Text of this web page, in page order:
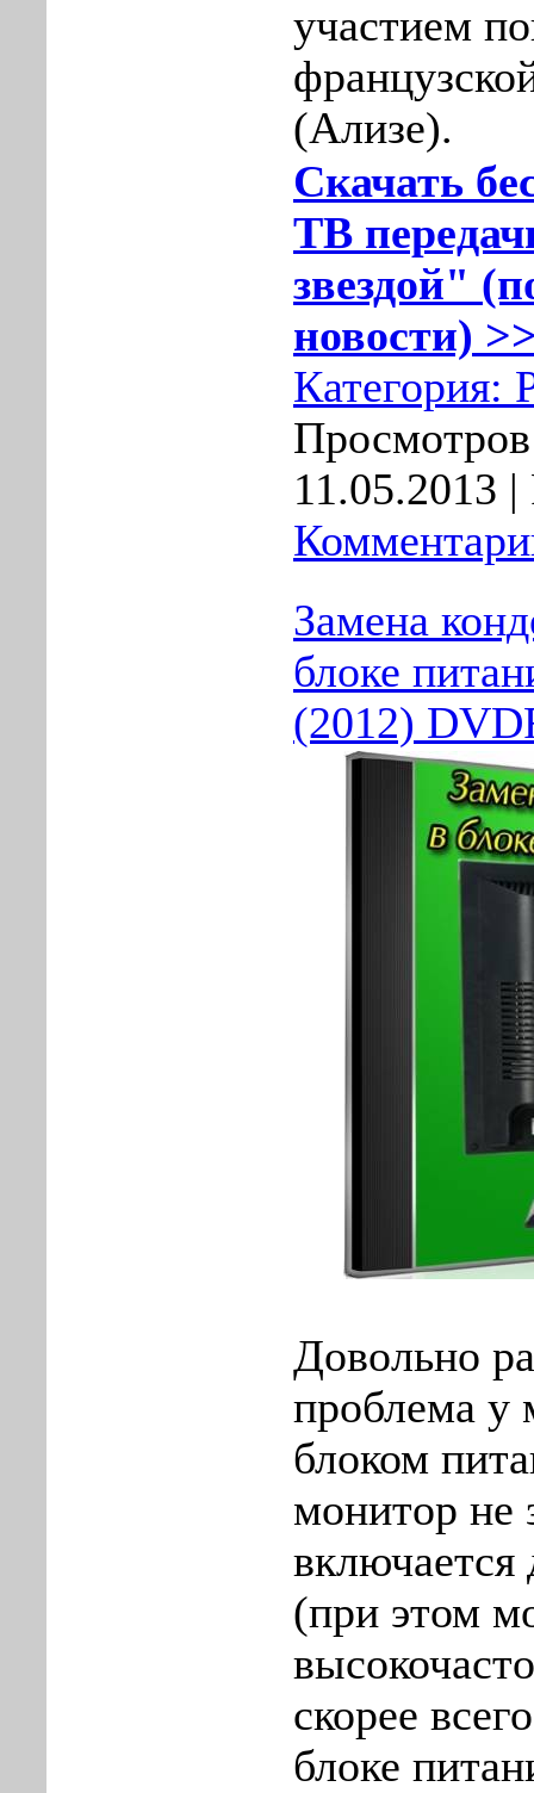
участием
(Ализе).
Скачать
ТВ
звездой"
новости)
Категория:
11.05.2013 |
Замена
блоке
(2012)
Довольно
проблема у
блоком
монитор не
включается
(при этом
скорее
блоке